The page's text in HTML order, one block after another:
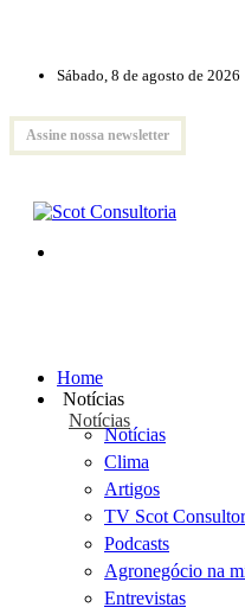
Sábado, 8 de agosto de 2026
Assine nossa newsletter
Home
Notícias
Notícias
Notícias
Clima
Artigos
TV Scot
Podcasts
Agronegócio na
Entrevistas